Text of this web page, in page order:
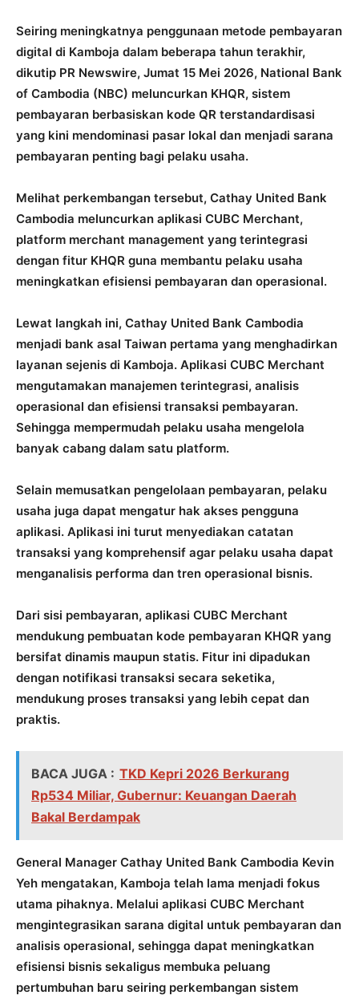
Seiring meningkatnya penggunaan metode pembayaran
digital di Kamboja dalam beberapa tahun terakhir,
dikutip PR Newswire, Jumat 15 Mei 2026, National Bank
of Cambodia (NBC) meluncurkan KHQR, sistem
pembayaran berbasiskan kode QR terstandardisasi
yang kini mendominasi pasar lokal dan menjadi sarana
pembayaran penting bagi pelaku usaha.
Melihat perkembangan tersebut, Cathay United Bank
Cambodia meluncurkan aplikasi CUBC Merchant,
platform merchant management yang terintegrasi
dengan fitur KHQR guna membantu pelaku usaha
meningkatkan efisiensi pembayaran dan operasional.
Lewat langkah ini, Cathay United Bank Cambodia
menjadi bank asal Taiwan pertama yang menghadirkan
layanan sejenis di Kamboja. Aplikasi CUBC Merchant
mengutamakan manajemen terintegrasi, analisis
operasional dan efisiensi transaksi pembayaran.
Sehingga mempermudah pelaku usaha mengelola
banyak cabang dalam satu platform.
Selain memusatkan pengelolaan pembayaran, pelaku
usaha juga dapat mengatur hak akses pengguna
aplikasi. Aplikasi ini turut menyediakan catatan
transaksi yang komprehensif agar pelaku usaha dapat
menganalisis performa dan tren operasional bisnis.
Dari sisi pembayaran, aplikasi CUBC Merchant
mendukung pembuatan kode pembayaran KHQR yang
bersifat dinamis maupun statis. Fitur ini dipadukan
dengan notifikasi transaksi secara seketika,
mendukung proses transaksi yang lebih cepat dan
praktis.
BACA JUGA : TKD Kepri 2026 Berkurang
Rp534 Miliar, Gubernur: Keuangan Daerah
Bakal Berdampak
General Manager Cathay United Bank Cambodia Kevin
Yeh mengatakan, Kamboja telah lama menjadi fokus
utama pihaknya. Melalui aplikasi CUBC Merchant
mengintegrasikan sarana digital untuk pembayaran dan
analisis operasional, sehingga dapat meningkatkan
efisiensi bisnis sekaligus membuka peluang
pertumbuhan baru seiring perkembangan sistem